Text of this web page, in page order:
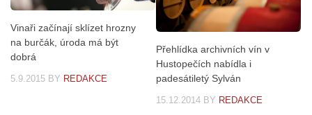
Vinaři začínají sklízet hrozny
na burčák, úroda má být
dobrá
5.9.2015 BY REDAKCE
Přehlídka archivních vín v
Hustopečích nabídla i
padesátiletý Sylván
15.12.2014 BY REDAKCE